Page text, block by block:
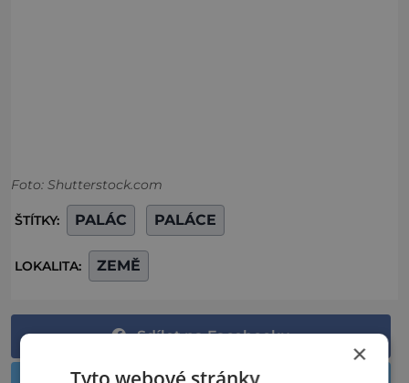
Foto: Shutterstock.com
ŠTÍTKY: PALÁC PALÁCE
LOKALITA: ZEMĚ
Sdílet na Facebooku
×